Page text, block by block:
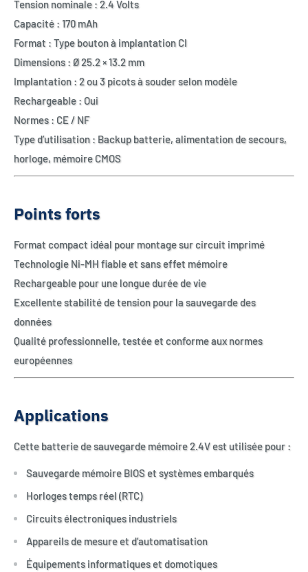
Tension nominale : 2.4 Volts
Capacité : 170 mAh
Format : Type bouton à implantation CI
Dimensions : Ø 25.2 × 13.2 mm
Implantation : 2 ou 3 picots à souder selon modèle
Rechargeable : Oui
Normes : CE / NF
Type d’utilisation : Backup batterie, alimentation de secours,
horloge, mémoire CMOS
Points forts
Format compact idéal pour montage sur circuit imprimé
Technologie Ni-MH fiable et sans effet mémoire
Rechargeable pour une longue durée de vie
Excellente stabilité de tension pour la sauvegarde des
données
Qualité professionnelle, testée et conforme aux normes
européennes
Applications
Cette batterie de sauvegarde mémoire 2.4V est utilisée pour :
Sauvegarde mémoire BIOS et systèmes embarqués
Horloges temps réel (RTC)
Circuits électroniques industriels
Appareils de mesure et d’automatisation
Équipements informatiques et domotiques